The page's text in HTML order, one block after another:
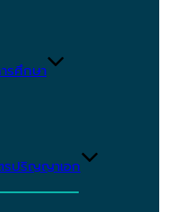
รศึกษา
รปริญญาเอก